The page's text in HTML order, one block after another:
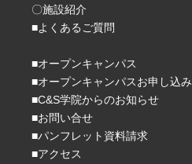
〇施設紹介
■よくあるご質問
■オープンキャンパス
■オープンキャンパスお申し込み
■C&S学院からのお知らせ
■お問い合せ
■パンフレット資料請求
■アクセス